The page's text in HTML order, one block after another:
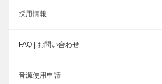
採用情報
FAQ | お問い合わせ
音源使用申請